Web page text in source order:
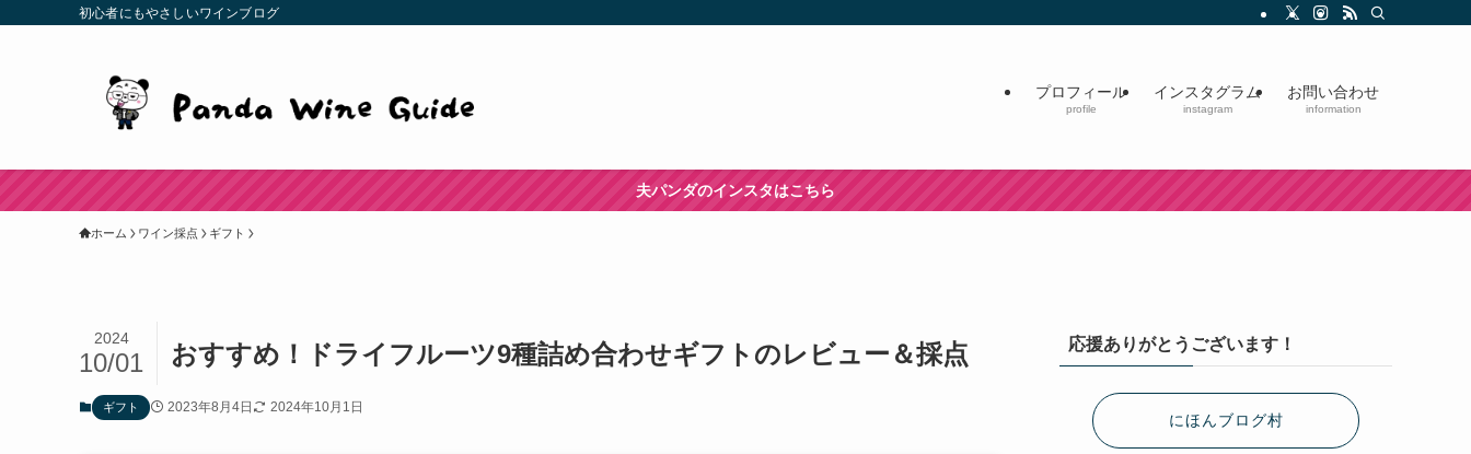
初心者にもやさしいワインブログ
プロフィール
profile
インスタグラム
instagram
お問い合わせ
information
夫パンダのインスタはこちら
ホーム ワイン採点 ギフト
おすすめ！ドライフルーツ9種詰め合わせギフトのレビュー＆採点
2024
10/01
ギフト 2023年8月4日 2024年10月1日
応援ありがとうございます！
にほんブログ村